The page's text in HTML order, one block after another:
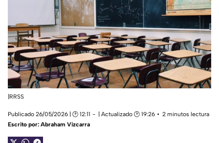
|RRSS
Publicado 26/05/2026 | 🕑 12:11 | Actualizado 🕑 19:26
2 minutos lectura
Escrito por: Abraham Vizcarra